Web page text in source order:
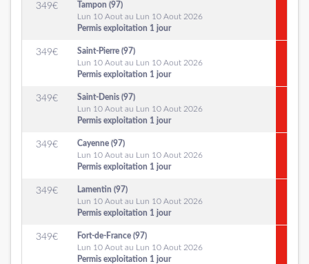
349€
Tampon (97)
Lun 10 Aout au Lun 10 Aout 2026
Permis exploitation 1 jour
349€
Saint-Pierre (97)
Lun 10 Aout au Lun 10 Aout 2026
Permis exploitation 1 jour
349€
Saint-Denis (97)
Lun 10 Aout au Lun 10 Aout 2026
Permis exploitation 1 jour
349€
Cayenne (97)
Lun 10 Aout au Lun 10 Aout 2026
Permis exploitation 1 jour
349€
Lamentin (97)
Lun 10 Aout au Lun 10 Aout 2026
Permis exploitation 1 jour
349€
Fort-de-France (97)
Lun 10 Aout au Lun 10 Aout 2026
Permis exploitation 1 jour